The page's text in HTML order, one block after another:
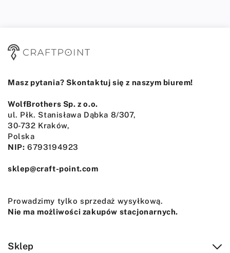
Masz pytania? Skontaktuj się z naszym biurem!
WolfBrothers Sp. z o.o.
ul. Płk. Stanisława Dąbka 8/307,
30-732 Kraków,
Polska
NIP: 6793194923
sklep@craft-point.com
Prowadzimy tylko sprzedaż wysyłkową.
Nie ma możliwości zakupów stacjonarnych.
Sklep